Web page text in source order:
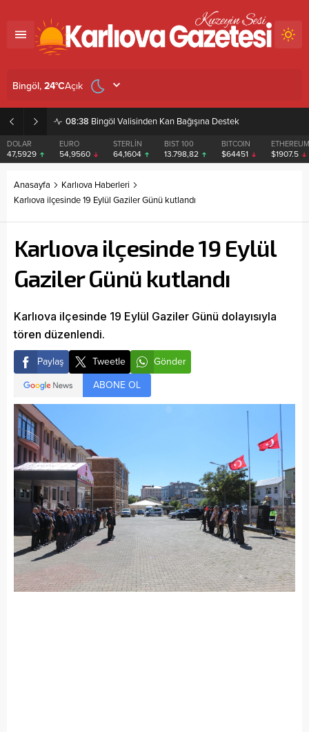
08:38 Bingöl Valisinden Kan Bağışına Destek
DOLAR
47,5929
EURO
54,9560
STERLİN
64,1604
BIST 100
13.798,82
BITCOIN
$64451
ETHEREUM
$1907.5
Bingöl, 24°CAçık
Anasayfa
Karlıova Haberleri
Karlıova ilçesinde 19 Eylül Gaziler Günü kutlandı
Karlıova ilçesinde 19 Eylül
Gaziler Günü kutlandı
Karlıova ilçesinde 19 Eylül Gaziler Günü dolayısıyla
tören düzenlendi.
Paylaş Tweetle
Gönder
ABONE OL